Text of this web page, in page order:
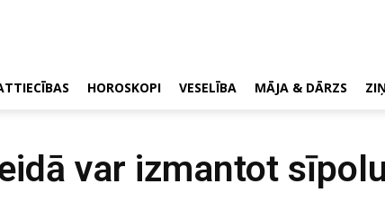
HOROSKOPI VESELĪBA MĀJA & DĀRZS
var izmantot